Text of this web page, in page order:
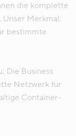
die komplette
Merkmal:
bestimmte
Die Business
Netzwerk für
Container-